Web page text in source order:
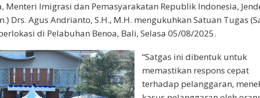
Menteri Imigrasi dan Pemasyarakatan Republik Indonesia,
Drs. Agus Andrianto, S.H., M.H. mengukuhkan Satuan Tugas
di Pelabuhan Benoa, Bali, Selasa 05/08/2025.
“Satgas ini dibentuk untuk
memastikan respons cepat
terhadap pelanggaran,